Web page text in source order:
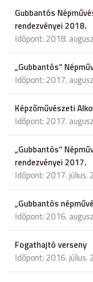
Gubbantós
rendezvényei 2018.
Időpont: 2018.
„Gubbantós”
Időpont: 2017.
Képzőművészeti
Időpont: 2017.
„Gubbantós”
rendezvényei 2017.
Időpont: 2017. július.
„Gubbantós
Időpont: 2016.
Fogathajtó verseny
Időpont: 2016. július.